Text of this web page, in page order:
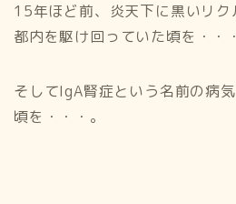
15年ほど前、炎天下に黒いリ
都内を駆け回っていた頃を・・
そしてIgA腎症という名前の病
頃を・・・。